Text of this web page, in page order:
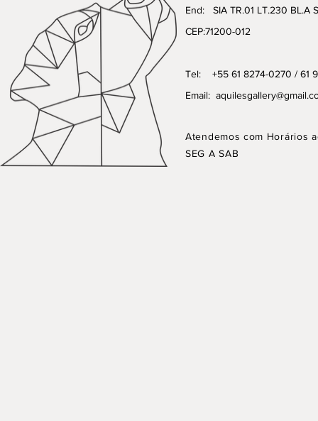
End: SIA TR.01 LT.230 BL.A
CEP:71200-012
Tel: +55 61 8274-0270 / 61
Email:
Atendemos com Horários
SEG A SAB